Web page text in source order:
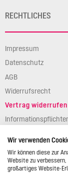
RECHTLICHES
Impressum
Datenschutz
AGB
Widerrufsrecht
Vertrag widerrufen
Wir verwenden
Wir können diese zur
Website zu
großartiges Website-